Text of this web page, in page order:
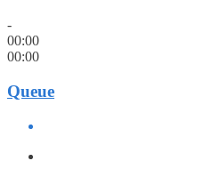
-
00:00
00:00
Queue